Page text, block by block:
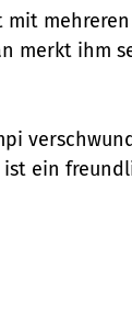
merkt ihm
ein